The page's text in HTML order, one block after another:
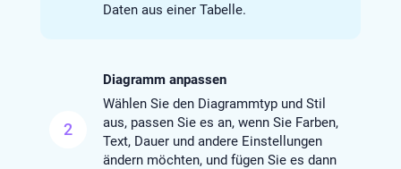
Daten aus einer Tabelle.
2
Diagramm anpassen
Wählen Sie den Diagrammtyp und Stil
aus, passen Sie es an, wenn Sie Farben,
Text, Dauer und andere Einstellungen
ändern möchten, und fügen Sie es dann